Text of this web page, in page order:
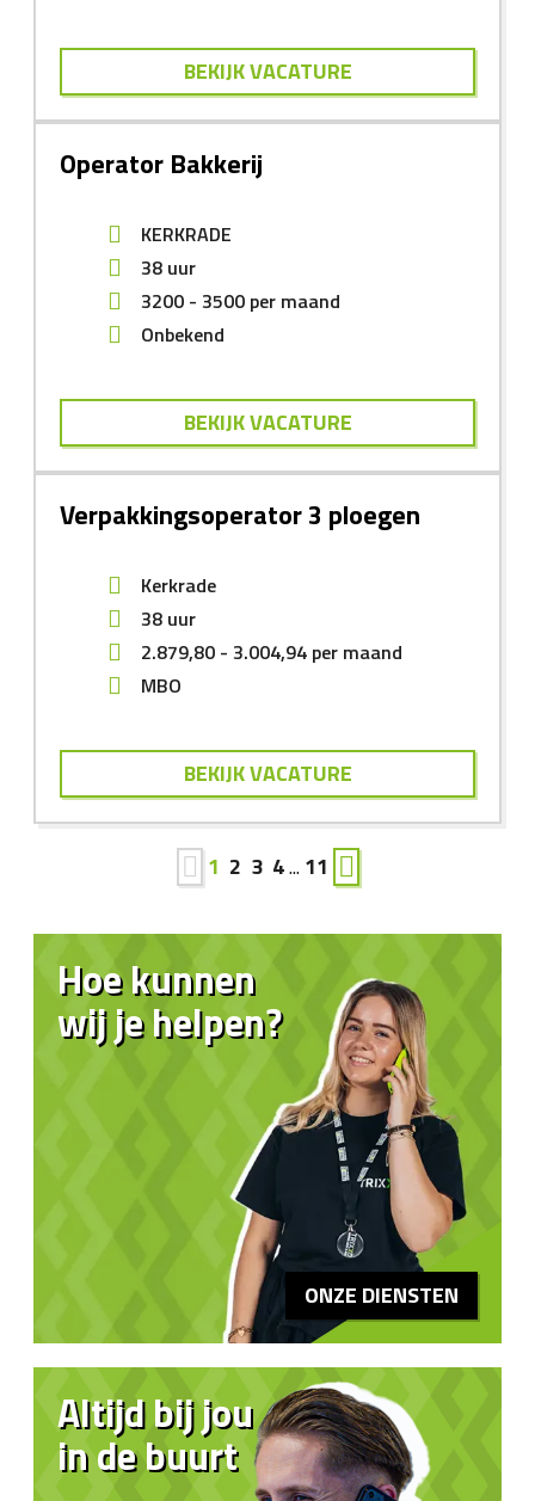
BEKIJK VACATURE
Operator Bakkerij
KERKRADE
38 uur
3200 - 3500 per maand
Onbekend
BEKIJK VACATURE
Verpakkingsoperator 3 ploegen
Kerkrade
38 uur
2.879,80 - 3.004,94 per maand
MBO
BEKIJK VACATURE
1 2 3 4... 11
Hoe kunnen
wij je helpen?
ONZE DIENSTEN
Altijd bij jou
in de buurt